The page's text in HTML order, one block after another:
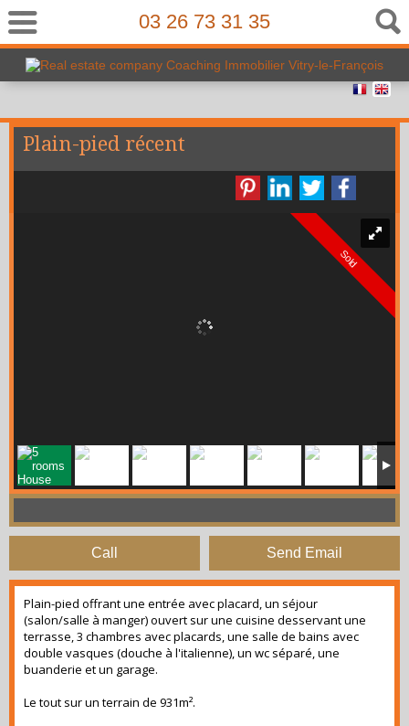
03 26 73 31 35
Plain-pied récent
Sold
Call Send Email
Plain-pied offrant une entrée avec placard, un séjour
(salon/salle à manger) ouvert sur une cuisine desservant une
terrasse, 3 chambres avec placards, une salle de bains avec
double vasques (douche à l'italienne), un wc séparé, une
buanderie et un garage.
Le tout sur un terrain de 931m².